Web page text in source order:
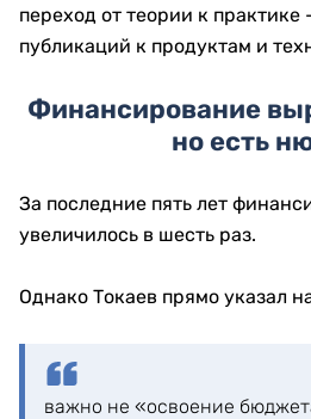
переход от теории к практике
публикаций к продуктам и
Финансирование
но есть
За последние пять лет
увеличилось в шесть раз.
Однако Токаев прямо указал
важно не «освоение